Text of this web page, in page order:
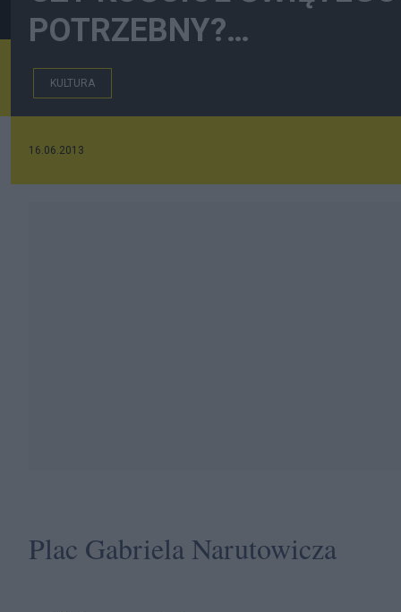
POTRZEBNY?…
KULTURA
16.06.2013
Plac Gabriela Narutowicza